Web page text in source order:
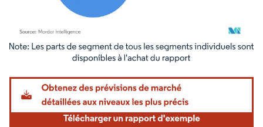
Image © Mordor Intelligence. La réutilisation nécessite une attribution sous CC BY